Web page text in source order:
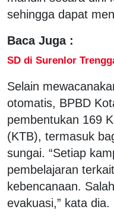
sehingga dapat
Baca Juga :
SD di Surenlor
Selain
otomatis, BPBD
pembentukan 169
(KTB), termasuk
sungai. “Setiap
pembelajaran
kebencanaan.
evakuasi,” kata dia.